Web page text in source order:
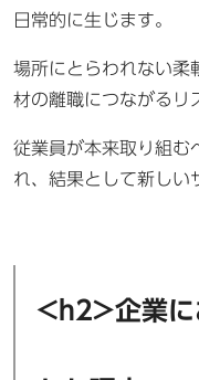
日常的に生じます。
場所にとらわれない柔
材の離職につながるリ
従業員が本来取り組む
れ、結果として新しい
<h2>企業に